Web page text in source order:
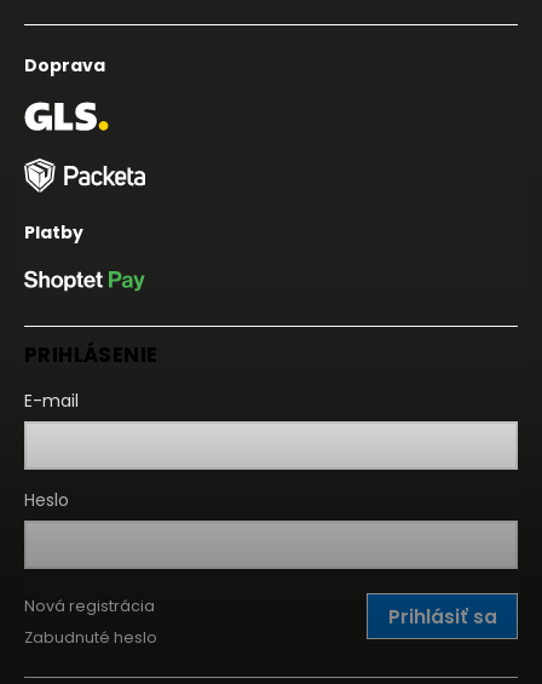
Doprava
Platby
PRIHLÁSENIE
E-mail
Heslo
Prihlásiť sa
Nová registrácia
Zabudnuté heslo